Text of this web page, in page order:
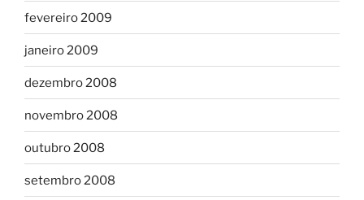
fevereiro 2009
janeiro 2009
dezembro 2008
novembro 2008
outubro 2008
setembro 2008